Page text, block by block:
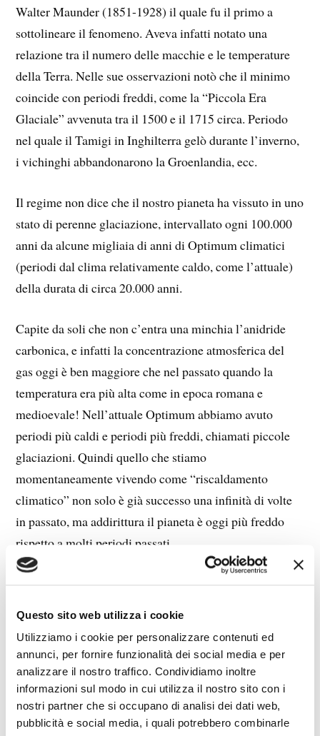
Questo sito web utilizza i cookie
Utilizziamo i cookie per personalizzare contenuti ed
annunci, per fornire funzionalità dei social media e per
analizzare il nostro traffico. Condividiamo inoltre
informazioni sul modo in cui utilizza il nostro sito con i
nostri partner che si occupano di analisi dei dati web,
pubblicità e social media, i quali potrebbero combinarle
Walter Maunder (1851-1928) il quale fu il primo a
sottolineare il fenomeno. Aveva infatti notato una
relazione tra il numero delle macchie e le temperature
della Terra. Nelle sue osservazioni notò che il minimo
coincide con periodi freddi, come la “Piccola Era
Glaciale” avvenuta tra il 1500 e il 1715 circa. Periodo
nel quale il Tamigi in Inghilterra gelò durante l’inverno,
i vichinghi abbandonarono la Groenlandia, ecc.
Il regime non dice che il nostro pianeta ha vissuto in uno
stato di perenne glaciazione, intervallato ogni 100.000
anni da alcune migliaia di anni di Optimum climatici
(periodi dal clima relativamente caldo, come l’attuale)
della durata di circa 20.000 anni.
Capite da soli che non c’entra una minchia l’anidride
carbonica, e infatti la concentrazione atmosferica del
gas oggi è ben maggiore che nel passato quando la
temperatura era più alta come in epoca romana e
medioevale! Nell’attuale Optimum abbiamo avuto
periodi più caldi e periodi più freddi, chiamati piccole
glaciazioni. Quindi quello che stiamo
momentaneamente vivendo come “riscaldamento
climatico” non solo è già successo una infinità di volte
in passato, ma addirittura il pianeta è oggi più freddo
rispetto a molti periodi passati.
Osservando l’andamento delle macchie solari, sembra
prossimi anni, quindi la direzione è il raffreddamento!
Chi glielo dice all’autistica?
Queste cose le dicevano gli scienziati quando erano
liberi di parlare. Oggi la dittatura ha imposto la
narrazione del riscaldamento globale. Chi non la